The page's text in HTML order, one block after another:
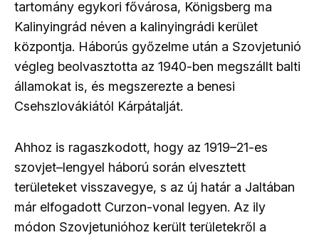
tartomány egykori fővárosa, Königsberg ma
Kalinyingrád néven a kalinyingrádi kerület
központja. Háborús győzelme után a Szovjetunió
végleg beolvasztotta az 1940-ben megszállt balti
államokat is, és megszerezte a benesi
Csehszlovákiától Kárpátalját.
Ahhoz is ragaszkodott, hogy az 1919–21-es
szovjet–lengyel háború során elvesztett
területeket visszavegye, s az új határ a Jaltában
már elfogadott Curzon-vonal legyen. Az ily
módon Szovjetunióhoz került területekről a